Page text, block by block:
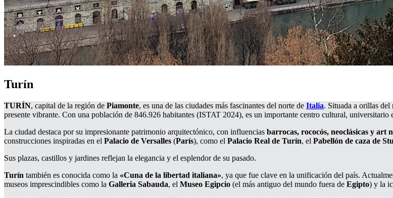
Turín
TURÍN, capital de la región de Piamonte, es una de las ciudades más fascinantes del norte de Italia. Situada a orillas del
presente vibrante. Con una población de 846.926 habitantes (ISTAT 2024), es un importante centro cultural, universitario
La ciudad destaca por su impresionante patrimonio arquitectónico, con influencias barrocas, rococós, neoclásicas y art
construcciones inspiradas en el Palacio de Versalles (París), como el Palacio Real de Turín, el Pabellón de caza de
Sus plazas, castillos y jardines reflejan la elegancia y el esplendor de su pasado.
Turín también es conocida como la «Cuna de la libertad italiana», ya que fue clave en la unificación del país.
museos imprescindibles como la Galleria Sabauda, el Museo Egipcio (el más antiguo del mundo fuera de Egipto) y la